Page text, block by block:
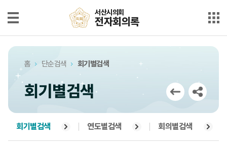
서산시의회
전자회의록
최근회의록
단순검색
상세검색
부록검색
서산시의회
전자회의록
홈 단순검색 회기별검색
회기별검색
회기별검색 연도별검색 회의별검색